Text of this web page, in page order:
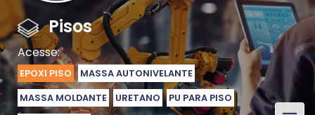
Pisos
Acesse:
EPOXI PISO MASSA AUTONIVELANTE
MASSA MOLDANTE URETANO PU PARA PISO